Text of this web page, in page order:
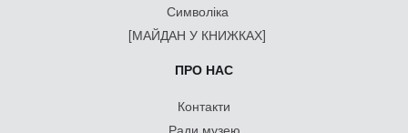
Символіка
[МАЙДАН У КНИЖКАХ]
ПРО НАС
Контакти
Ради музею